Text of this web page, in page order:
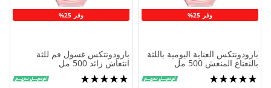
وفر 25%
بارودونتكس العناية اليومية باللثة
بالنعناع المنعش 500 مل
تقييم:
وفر 25%
بارودونتكس غسول فم للثة
انتعاش زائد 500 مل
تقييم: